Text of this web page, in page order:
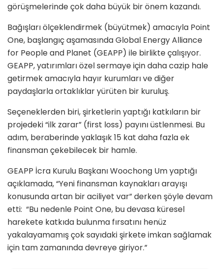
görüşmelerinde çok daha büyük bir önem kazandı.
Bağışları ölçeklendirmek (büyütmek) amacıyla Point
One, başlangıç aşamasında Global Energy Alliance
for People and Planet (GEAPP) ile birlikte çalışıyor.
GEAPP, yatırımları özel sermaye için daha cazip hale
getirmek amacıyla hayır kurumları ve diğer
paydaşlarla ortaklıklar yürüten bir kuruluş.
Seçeneklerden biri, şirketlerin yaptığı katkıların bir
projedeki “ilk zarar” (first loss) payını üstlenmesi. Bu
adım, beraberinde yaklaşık 15 kat daha fazla ek
finansman çekebilecek bir hamle.
GEAPP İcra Kurulu Başkanı Woochong Um yaptığı
açıklamada, “Yeni finansman kaynakları arayışı
konusunda artan bir aciliyet var” derken şöyle devam
etti: “Bu nedenle Point One, bu devasa küresel
harekete katkıda bulunma fırsatını henüz
yakalayamamış çok sayıdaki şirkete imkan sağlamak
için tam zamanında devreye giriyor.”